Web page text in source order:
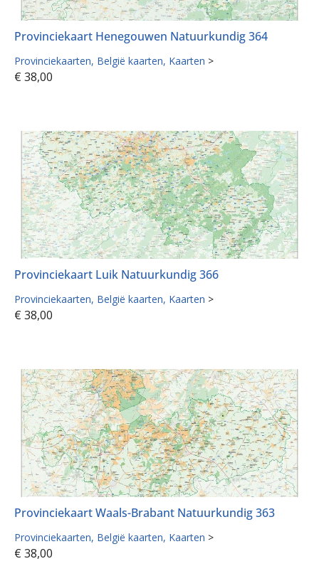
Provinciekaart Henegouwen Natuurkundig 364
Provinciekaarten België kaarten Kaarten >
€ 38,00
Provinciekaart Luik Natuurkundig 366
Provinciekaarten België kaarten Kaarten >
€ 38,00
Provinciekaart Waals-Brabant Natuurkundig 363
Provinciekaarten België kaarten Kaarten >
€ 38,00